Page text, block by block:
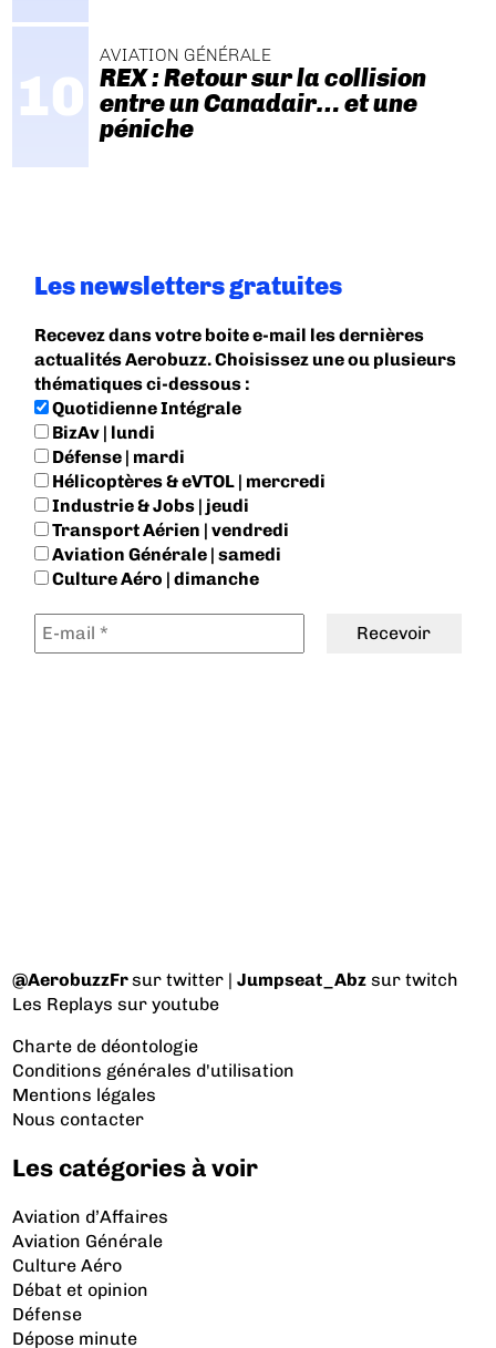
AVIATION GÉNÉRALE
REX : Retour sur la collision
entre un Canadair… et une
péniche
Les newsletters gratuites
Recevez dans votre boite e-mail les dernières
actualités Aerobuzz. Choisissez une ou plusieurs
thématiques ci-dessous :
Quotidienne Intégrale
BizAv | lundi
Défense | mardi
Hélicoptères & eVTOL | mercredi
Industrie & Jobs | jeudi
Transport Aérien | vendredi
Aviation Générale | samedi
Culture Aéro | dimanche
@AerobuzzFrsur twitter |Jumpseat_Abz sur twitch
Les Replays sur youtube
Charte de déontologie
Conditions générales d'utilisation
Mentions légales
Nous contacter
Les catégories à voir
Aviation d’Affaires
Aviation Générale
Culture Aéro
Débat et opinion
Défense
Dépose minute